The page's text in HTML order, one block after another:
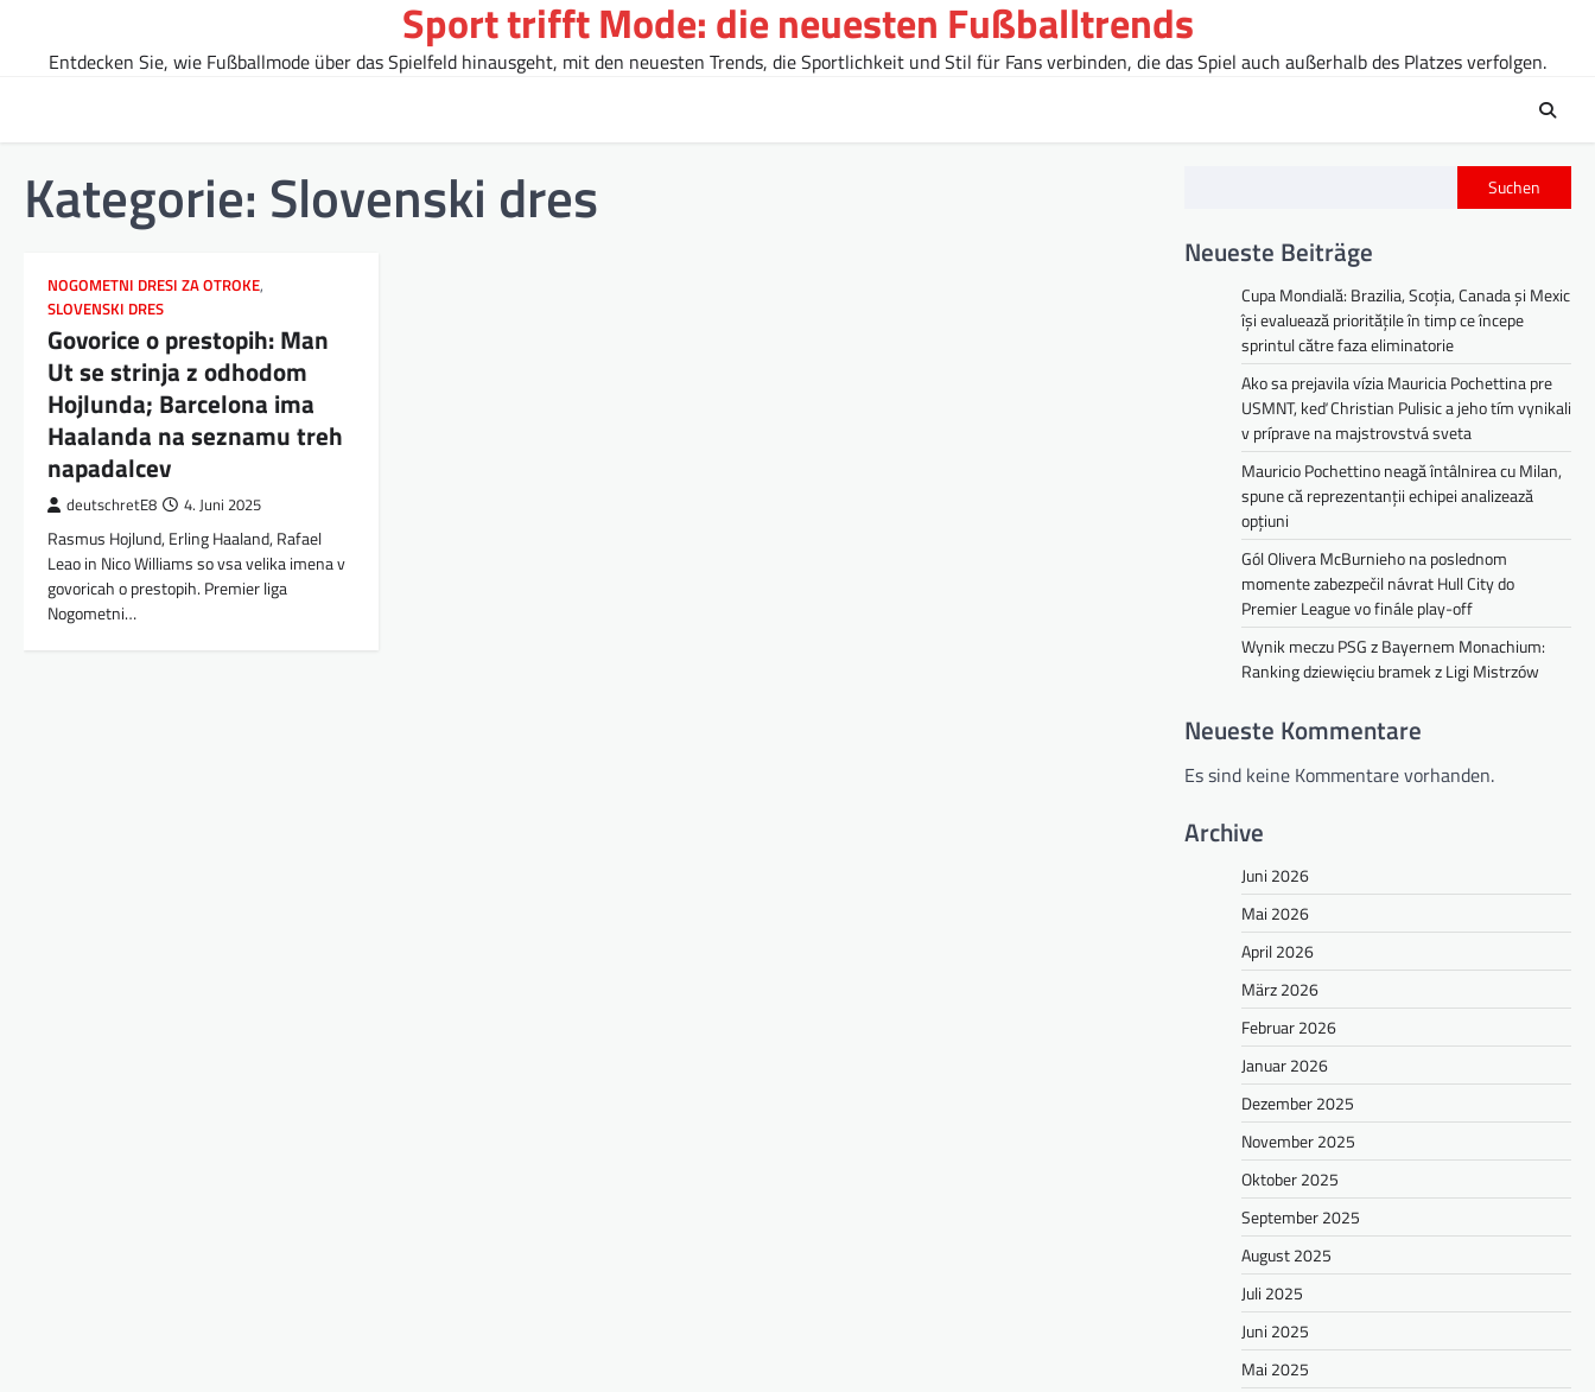
content
Sport trifft Mode: die neuesten Fußballtrends
Entdecken Sie, wie Fußballmode über das Spielfeld hinausgeht, mit den neuesten Trends, die Sportlichkeit und Stil für Fans verbinden, die das Spiel auch außerhalb des Platzes verfolgen.
Kategorie: Slovenski dres
NOGOMETNI DRESI ZA OTROKE,
SLOVENSKI DRES
Govorice o prestopih: Man
Ut se strinja z odhodom
Hojlunda; Barcelona ima
Haalanda na seznamu treh
napadalcev
deutschretE8 4. Juni 2025
Rasmus Hojlund, Erling Haaland, Rafael
Leao in Nico Williams so vsa velika imena v
govoricah o prestopih. Premier liga
Nogometni…
Suchen
Neueste Beiträge
Cupa Mondială: Brazilia, Scoția, Canada și Mexic
își evaluează prioritățile în timp ce începe
sprintul către faza eliminatorie
Ako sa prejavila vízia Mauricia Pochettina pre
USMNT, keď Christian Pulisic a jeho tím vynikali
v príprave na majstrovstvá sveta
Mauricio Pochettino neagă întâlnirea cu Milan,
spune că reprezentanții echipei analizează
opțiuni
Gól Olivera McBurnieho na poslednom
momente zabezpečil návrat Hull City do
Premier League vo finále play-off
Wynik meczu PSG z Bayernem Monachium:
Ranking dziewięciu bramek z Ligi Mistrzów
Neueste Kommentare
Es sind keine Kommentare vorhanden.
Archive
Juni 2026
Mai 2026
April 2026
März 2026
Februar 2026
Januar 2026
Dezember 2025
November 2025
Oktober 2025
September 2025
August 2025
Juli 2025
Juni 2025
Mai 2025